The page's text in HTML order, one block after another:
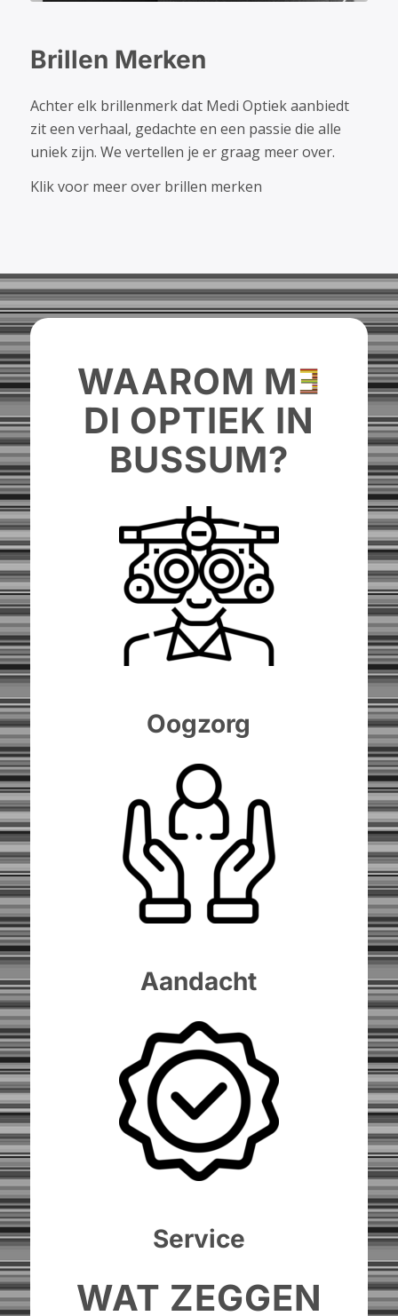
Brillen Merken
Achter elk brillenmerk dat Medi Optiek aanbiedt
zit een verhaal, gedachte en een passie die alle
uniek zijn. We vertellen je er graag meer over.
Klik voor meer over brillen merken
WAAROM ME
DI OPTIEK IN
BUSSUM?
Oogzorg
Aandacht
Service
WAT ZEGGEN